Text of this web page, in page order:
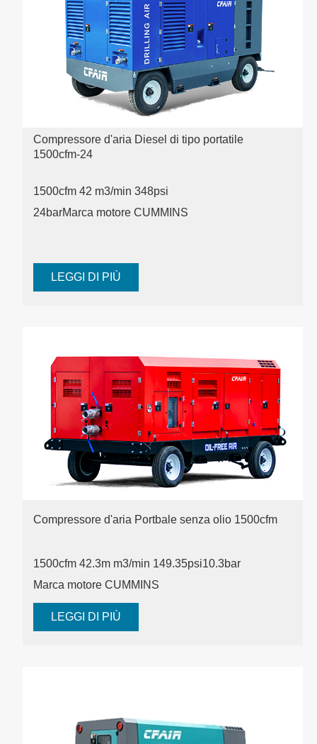
Compressore d'aria Diesel di tipo portatile
1500cfm-24
1500cfm 42 m3/min 348psi
24barMarca motore CUMMINS
LEGGI DI PIÙ
Compressore d'aria Portbale senza olio 1500cfm
1500cfm 42.3m m3/min 149.35psi10.3bar
Marca motore CUMMINS
LEGGI DI PIÙ